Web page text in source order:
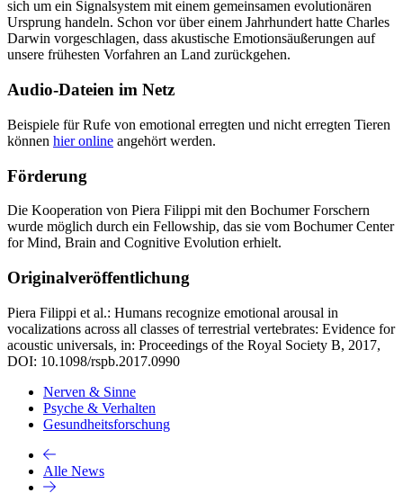
sich um ein Signalsystem mit einem gemeinsamen evolutionären
Ursprung handeln. Schon vor über einem Jahrhundert hatte Charles
Darwin vorgeschlagen, dass akustische Emotionsäußerungen auf
unsere frühesten Vorfahren an Land zurückgehen.
Audio-Dateien im Netz
Beispiele für Rufe von emotional erregten und nicht erregten Tieren
können hier online angehört werden.
Förderung
Die Kooperation von Piera Filippi mit den Bochumer Forschern
wurde möglich durch ein Fellowship, das sie vom Bochumer Center
for Mind, Brain and Cognitive Evolution erhielt.
Originalveröffentlichung
Piera Filippi et al.: Humans recognize emotional arousal in
vocalizations across all classes of terrestrial vertebrates: Evidence for
acoustic universals, in: Proceedings of the Royal Society B, 2017,
DOI: 10.1098/rspb.2017.0990
Nerven & Sinne
Psyche & Verhalten
Gesundheitsforschung
Alle News